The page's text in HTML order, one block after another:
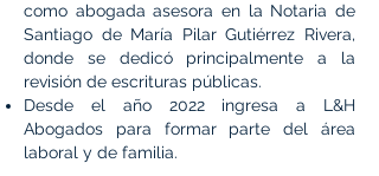
como abogada asesora en la Notaria de
Santiago de María Pilar Gutiérrez Rivera,
donde se dedicó principalmente a la
revisión de escrituras públicas.
Desde el año 2022 ingresa a L&H
Abogados para formar parte del área
laboral y de familia.